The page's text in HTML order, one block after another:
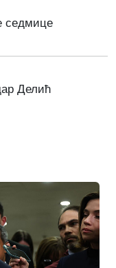
седмице
Делић